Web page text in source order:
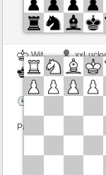
Wit
Zwart
joske
Speelduur: 9
Partij telt mee voor de